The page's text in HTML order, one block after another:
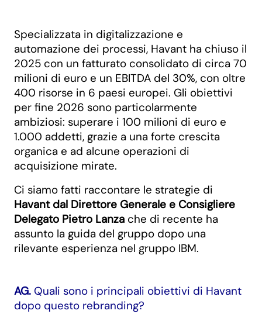
Specializzata in digitalizzazione e
automazione dei processi, Havant ha chiuso il
2025 con un fatturato consolidato di circa 70
milioni di euro e un EBITDA del 30%, con oltre
400 risorse in 6 paesi europei. Gli obiettivi
per fine 2026 sono particolarmente
ambiziosi: superare i 100 milioni di euro e
1.000 addetti, grazie a una forte crescita
organica e ad alcune operazioni di
acquisizione mirate.
Ci siamo fatti raccontare le strategie di
Havant dal Direttore Generale e Consigliere
Delegato Pietro Lanza che di recente ha
assunto la guida del gruppo dopo una
rilevante esperienza nel gruppo IBM.
AG. Quali sono i principali obiettivi di Havant
dopo questo rebranding?